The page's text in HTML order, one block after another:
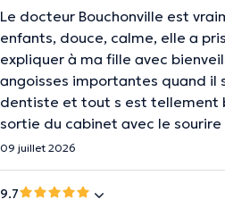
Le docteur Bouchonville est
enfants, douce, calme, elle a
expliquer à ma fille avec
angoisses importantes quand il
dentiste et tout s est tellement
sortie du cabinet avec le sourire
09 juillet 2026
9.7